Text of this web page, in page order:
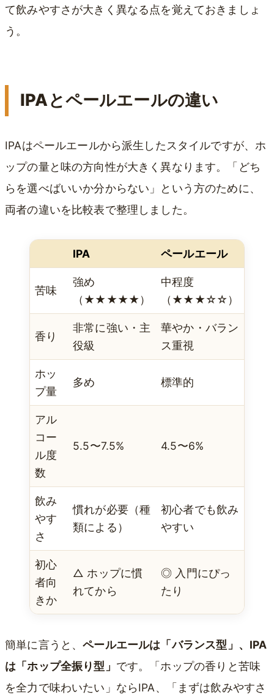
て飲みやすさが大きく異なる点を覚えておきましょ
う。
IPAとペールエールの違い
IPAはペールエールから派生したスタイルですが、ホ
ップの量と味の方向性が大きく異なります。「どち
らを選べばいいか分からない」という方のために、
両者の違いを比較表で整理しました。
IPA ペールエール
苦味
強め
（★★★★★）
中程度
（★★★☆☆）
香り
非常に強い・主
役級
華やか・バラン
ス重視
ホッ
プ量
多め 標準的
アル
コー
ル度
数
5.5〜7.5% 4.5〜6%
飲み
やす
さ
慣れが必要（種
類による）
初心者でも飲み
やすい
初心
者向
きか
△ ホップに慣
れてから
◎ 入門にぴっ
たり
簡単に言うと、ペールエールは「バランス型」、IPA
は「ホップ全振り型」 です。「ホップの香りと苦味
を全力で味わいたい」ならIPA、「まずは飲みやすさ